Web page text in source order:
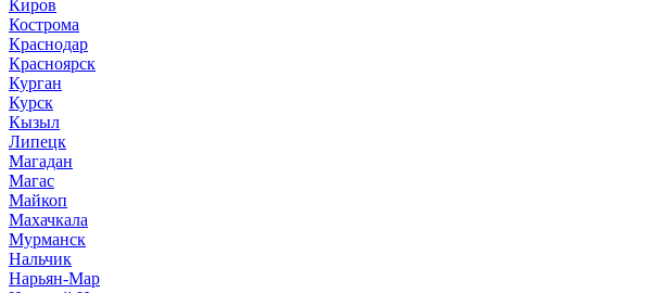
Киров
Кострома
Краснодар
Красноярск
Курган
Курск
Кызыл
Липецк
Магадан
Магас
Майкоп
Махачкала
Мурманск
Нальчик
Нарьян-Мар